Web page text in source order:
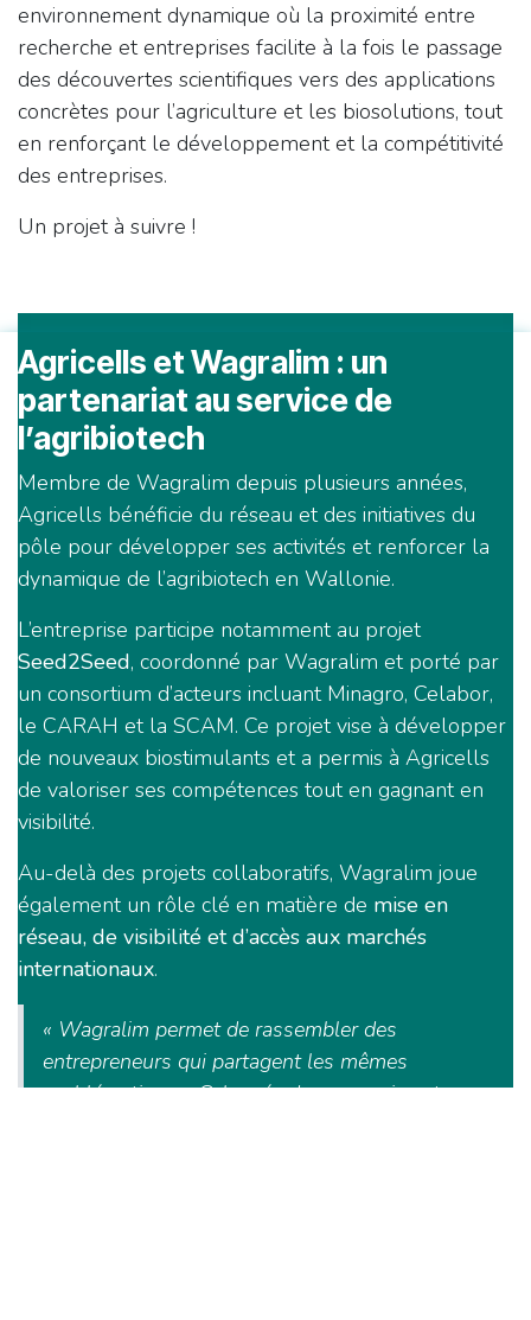
environnement dynamique où la proximité entre
recherche et entreprises facilite à la fois le passage
des découvertes scientifiques vers des applications
concrètes pour l’agriculture et les biosolutions, tout
en renforçant le développement et la compétitivité
des entreprises.
Un projet à suivre !
Agricells et Wagralim : un
partenariat au service de
l’agribiotech
Membre de Wagralim depuis plusieurs années,
Agricells bénéficie du réseau et des initiatives du
pôle pour développer ses activités et renforcer la
dynamique de l’agribiotech en Wallonie.
L’entreprise participe notamment au projet
Seed2Seed, coordonné par Wagralim et porté par
un consortium d’acteurs incluant Minagro, Celabor,
le CARAH et la SCAM. Ce projet vise à développer
de nouveaux biostimulants et a permis à Agricells
de valoriser ses compétences tout en gagnant en
visibilité.
Au-delà des projets collaboratifs, Wagralim joue
également un rôle clé en matière de mise en
réseau, de visibilité et d’accès aux marchés
internationaux.
« Wagralim permet de rassembler des
entrepreneurs qui partagent les mêmes
problématiques. Cela crée des synergies et nous